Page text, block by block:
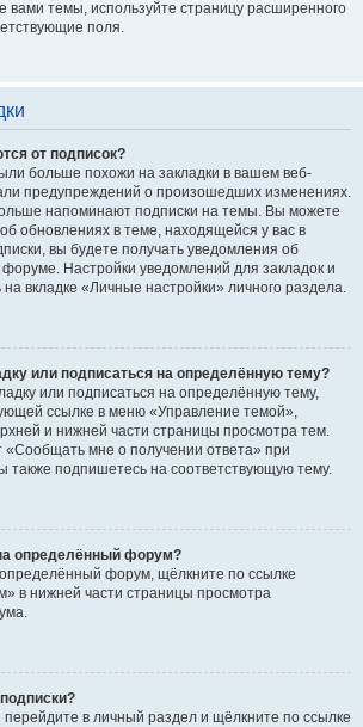
вами темы, используйте страницу расширенного
поля.
от подписок?
больше похожи на закладки в вашем веб-
предупреждений о произошедших изменениях.
напоминают подписки на темы. Вы можете
обновлениях в теме, находящейся у вас в
вы будете получать уведомления об
Настройки уведомлений для закладок и
вкладке «Личные настройки» личного раздела.
или подписаться на определённую тему?
или подписаться на определённую тему,
ссылке в меню «Управление темой»,
и нижней части страницы просмотра тем.
«Сообщать мне о получении ответа» при
также подпишетесь на соответствующую тему.
определённый форум?
форум, щёлкните по ссылке
в нижней части страницы просмотра
перейдите в личный раздел и щёлкните по ссылке